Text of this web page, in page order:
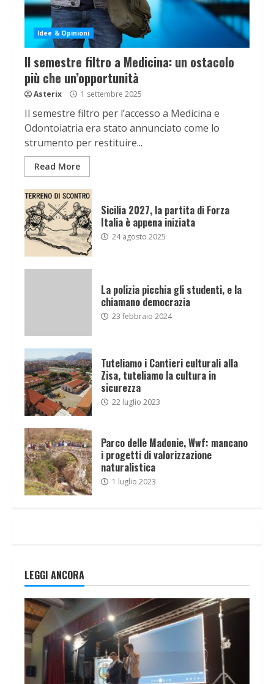
Idee & Opinioni
Il semestre filtro a Medicina: un ostacolo
più che un’opportunità
Asterix 1 settembre 2025
Il semestre filtro per l’accesso a Medicina e
Odontoiatria era stato annunciato come lo
strumento per restituire...
Read More
Sicilia 2027, la partita di Forza
Italia è appena iniziata
24 agosto 2025
La polizia picchia gli studenti, e la
chiamano democrazia
23 febbraio 2024
Tuteliamo i Cantieri culturali alla
Zisa, tuteliamo la cultura in
sicurezza
22 luglio 2023
Parco delle Madonie, Wwf: mancano
i progetti di valorizzazione
naturalistica
1 luglio 2023
LEGGI ANCORA